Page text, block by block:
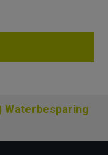
Waterbesparing